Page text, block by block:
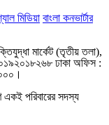
মিডিয়া বাংলা কনভার্টার
মার্কেট (তৃতীয় তলা),
ঢাকা অফিস :
একই পরিবারের সদস্য